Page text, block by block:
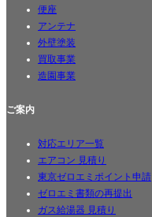
便座
アンテナ
外壁塗装
買取事業
造園事業
ご案内
対応エリア一覧
エアコン 見積り
東京ゼロエミポイント申請
ゼロエミ書類の再提出
ガス給湯器 見積り